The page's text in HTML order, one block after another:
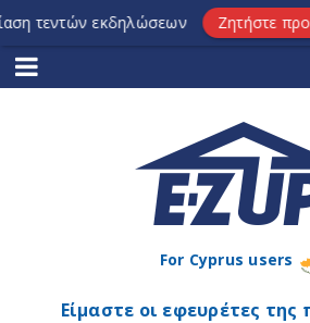
For Cyprus users
Είμαστε οι εφευρέτες της
τεντών εκδηλώσεων Ζητήστε